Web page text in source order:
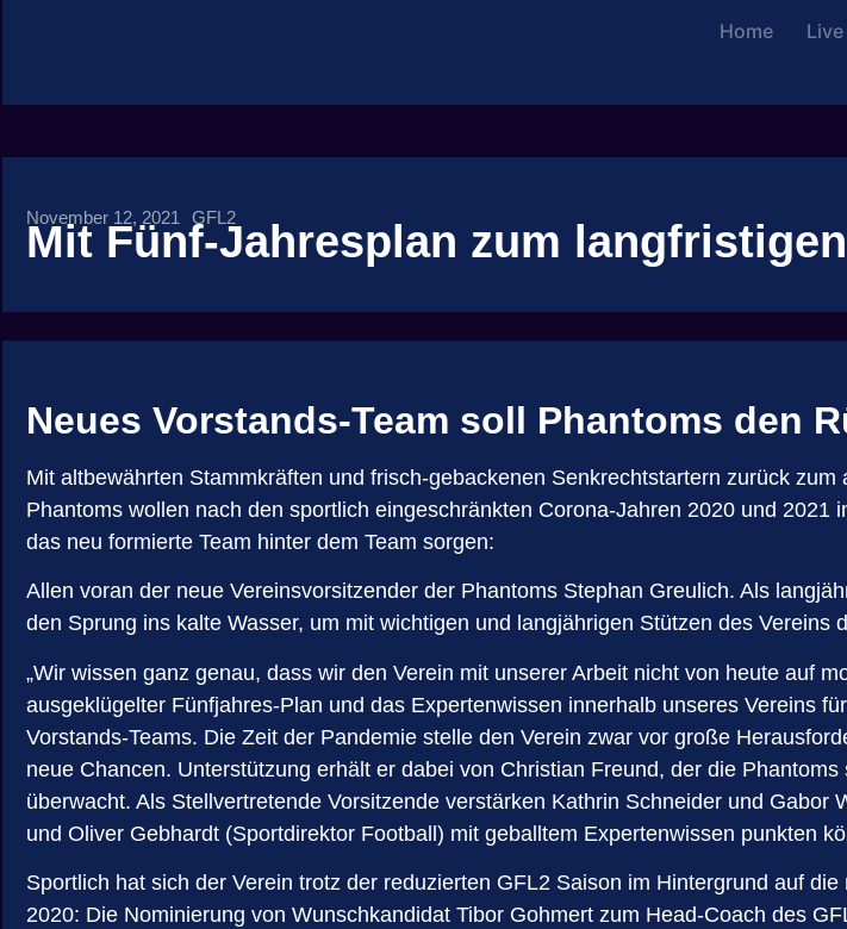
Home Live
November 12, 2021 GFL2
Mit Fünf-Jahresplan zum
Neues Vorstands-Team soll Phantoms den
Mit altbewährten Stammkräften und frisch-gebackenen Senkrechtstartern zurück
Phantoms wollen nach den sportlich eingeschränkten Corona-Jahren 2020 und
das neu formierte Team hinter dem Team sorgen:
Allen voran der neue Vereinsvorsitzender der Phantoms Stephan Greulich. Als
den Sprung ins kalte Wasser, um mit wichtigen und langjährigen Stützen des Vereins
„Wir wissen ganz genau, dass wir den Verein mit unserer Arbeit nicht von heute auf
ausgeklügelter Fünfjahres-Plan und das Expertenwissen innerhalb unseres Vereins
Vorstands-Teams. Die Zeit der Pandemie stelle den Verein zwar vor große
neue Chancen. Unterstützung erhält er dabei von Christian Freund, der die
überwacht. Als Stellvertretende Vorsitzende verstärken Kathrin Schneider und
und Oliver Gebhardt (Sportdirektor Football) mit geballtem Expertenwissen punkten
Sportlich hat sich der Verein trotz der reduzierten GFL2 Saison im Hintergrund auf
2020: Die Nominierung von Wunschkandidat Tibor Gohmert zum Head-Coach des